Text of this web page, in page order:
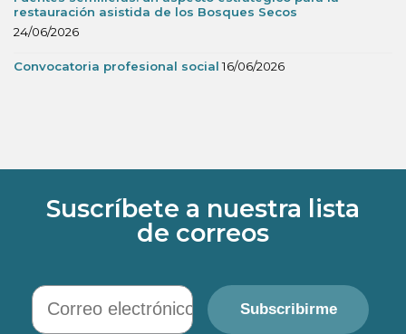
restauración asistida de los Bosques Secos
24/06/2026
Convocatoria profesional social 16/06/2026
Suscríbete a nuestra lista
de correos
Correo electrónico
Subscribirme